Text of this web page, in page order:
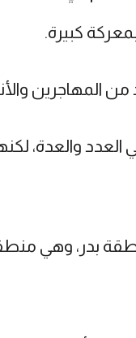
كبيرة.
والعدة،
بدر، وهي منطقة